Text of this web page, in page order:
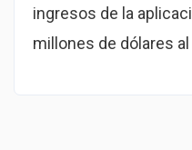
ingresos de la
millones de dólares al